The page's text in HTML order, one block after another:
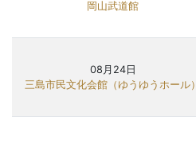
岡山武道館
08月24日
三島市民文化会館（ゆうゆうホール）